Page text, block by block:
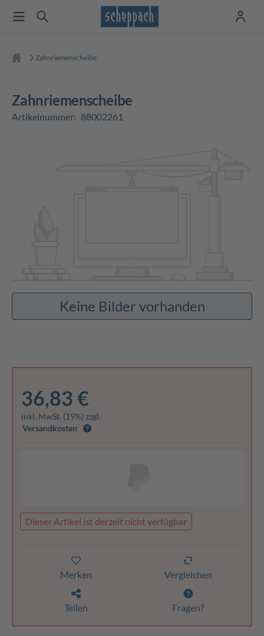
Zahnriemenscheibe
Zahnriemenscheibe
Artikelnummer: 88002261
Keine Bilder vorhanden
36,83 €
inkl. MwSt. (19%) zzgl.
Versandkosten
Dieser Artikel ist derzeit nicht verfügbar
Merken Vergleichen
Teilen Fragen?